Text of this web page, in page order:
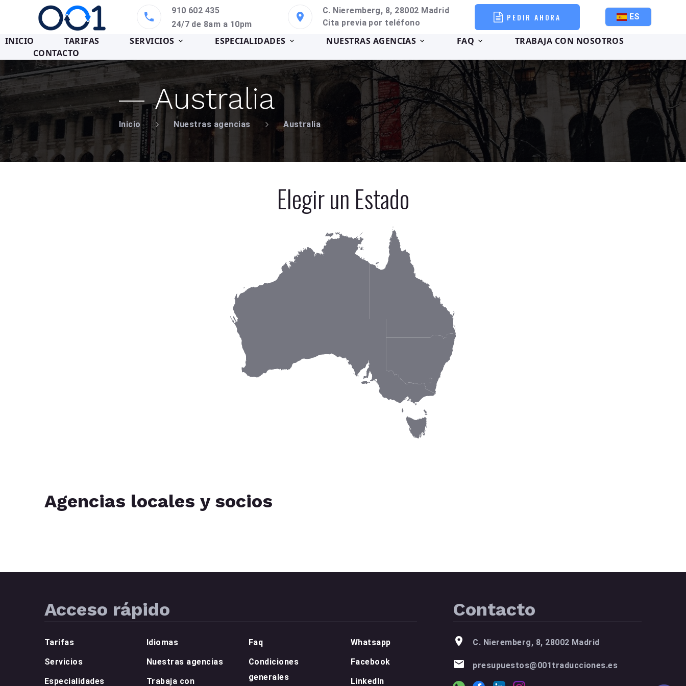
910 602 435
24/7 de 8am a 10pm
C. Nieremberg, 8, 28002 Madrid
Cita previa por teléfono
PEDIR AHORA ES
INICIO TARIFAS SERVICIOS ESPECIALIDADES NUESTRAS AGENCIAS FAQ
TRABAJA CON NOSOTROS
CONTACTO
Australia
Inicio Nuestras agencias Australia
Elegir un Estado
Agencias locales y socios
Acceso rápido
Tarifas
Servicios
Especialidades
Idiomas
Nuestras agencias
Trabaja con
Faq
Condiciones
generales
Whatsapp
Facebook
LinkedIn
Contacto
C. Nieremberg, 8, 28002 Madrid
presupuestos@001traducciones.es